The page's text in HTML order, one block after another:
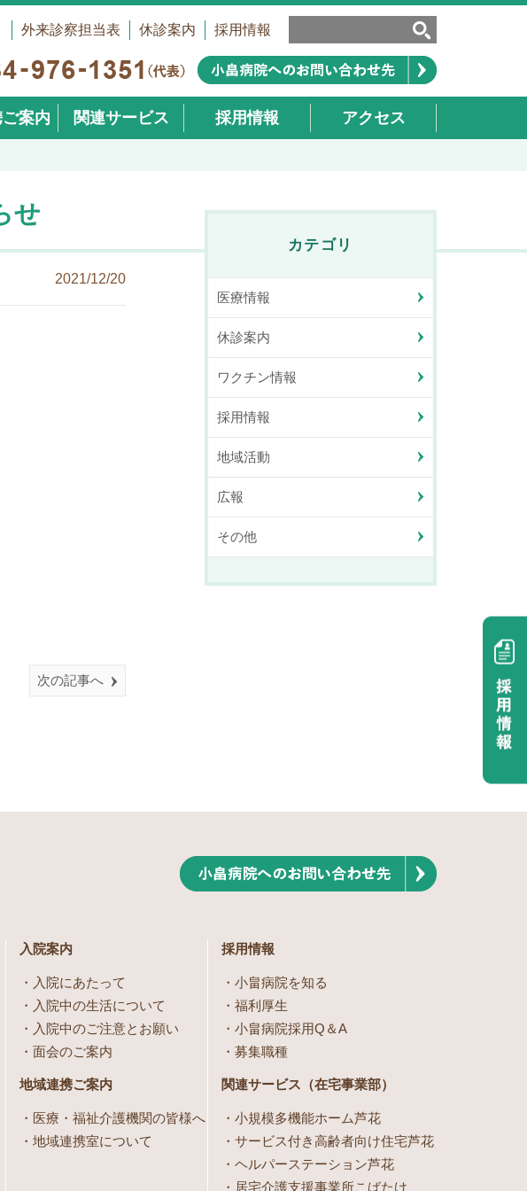
外来診察担当表 休診案内 採用情報
案内 関連サービス 採用情報 アクセス
せ
2021/12/20
次の記事へ
カテゴリ
医療情報
休診案内
ワクチン情報
採用情報
地域活動
広報
その他
入院案内
入院にあたって
入院中の生活について
入院中のご注意とお願い
面会のご案内
地域連携ご案内
医療・福祉介護機関の皆様へ
地域連携室について
採用情報
小畠病院を知る
福利厚生
小畠病院採用Q＆A
募集職種
関連サービス（在宅事業部）
小規模多機能ホーム芦花
サービス付き高齢者向け住宅芦花
ヘルパーステーション芦花
居宅介護支援事業所こばたけ